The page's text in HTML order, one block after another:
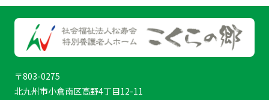
〒803-0275
北九州市小倉南区高野4丁目12-11